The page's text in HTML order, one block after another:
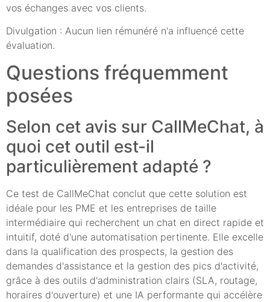
vos échanges avec vos clients.
Divulgation : Aucun lien rémunéré n'a influencé cette
évaluation.
Questions fréquemment
posées
Selon cet avis sur CallMeChat, à
quoi cet outil est-il
particulièrement adapté ?
Ce test de CallMeChat conclut que cette solution est
idéale pour les PME et les entreprises de taille
intermédiaire qui recherchent un chat en direct rapide et
intuitif, doté d'une automatisation pertinente. Elle excelle
dans la qualification des prospects, la gestion des
demandes d'assistance et la gestion des pics d'activité,
grâce à des outils d'administration clairs (SLA, routage,
horaires d'ouverture) et une IA performante qui accélère